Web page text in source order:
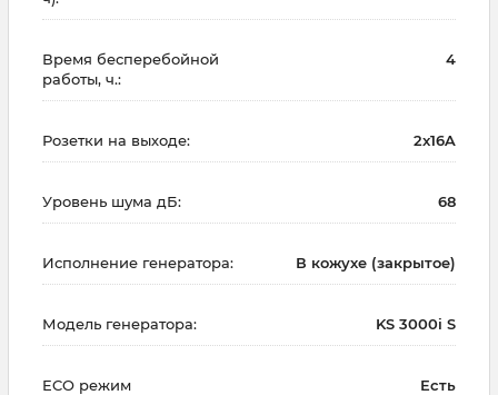
Время бесперебойной
работы, ч.:
4
Розетки на выходе: 2x16A
Уровень шума дБ: 68
Исполнение генератора: В кожухе (закрытое)
Модель генератора: KS 3000i S
ECO режим Есть